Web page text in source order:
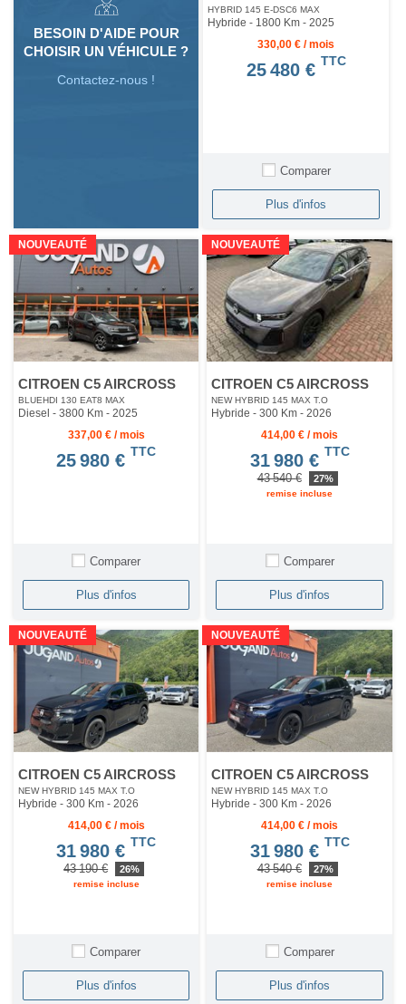
BESOIN D'AIDE POUR
CHOISIR UN VÉHICULE ?
Contactez-nous !
HYBRID 145 E-DSC6 MAX
Hybride - 1800 Km- 2025
330,00 € / mois
25 480 € TTC
Comparer
Plus d'infos
NOUVEAUTÉ
CITROEN C5 AIRCROSS
BLUEHDI 130 EAT8 MAX
Diesel - 3800 Km - 2025
337,00 € / mois
25 980 € TTC
Comparer
Plus d'infos
NOUVEAUTÉ
CITROEN C5 AIRCROSS
NEW HYBRID 145 MAX T.O
Hybride - 300 Km- 2026
414,00 € / mois
31 980 € TTC
43 540 € 27%
remise incluse
Comparer
Plus d'infos
NOUVEAUTÉ
CITROEN C5 AIRCROSS
NEW HYBRID 145 MAX T.O
Hybride - 300 Km - 2026
414,00 € / mois
31 980 € TTC
43 190 € 26%
remise incluse
Comparer
Plus d'infos
NOUVEAUTÉ
CITROEN C5 AIRCROSS
NEW HYBRID 145 MAX T.O
Hybride - 300 Km- 2026
414,00 € / mois
31 980 € TTC
43 540 € 27%
remise incluse
Comparer
Plus d'infos